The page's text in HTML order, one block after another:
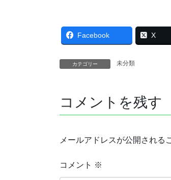
ウ
ィ
ド
で
開
て
く
さ
(
新
ン
ド
ウ
ま
Facebook X
カテゴリー 未分類
コメントを残す
メールアドレスが公開される
コメント ※